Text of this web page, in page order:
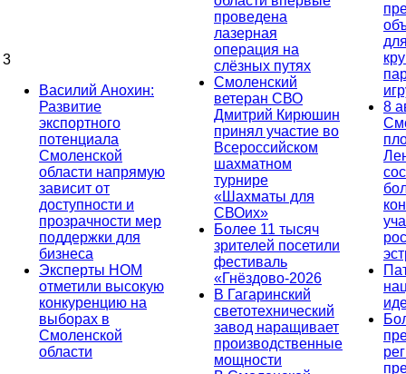
3
Василий Анохин:
Развитие
экспортного
потенциала
Смоленской
области напрямую
зависит от
доступности и
прозрачности мер
поддержки для
бизнеса
Эксперты НОМ
отметили высокую
конкуренцию на
выборах в
Смоленской
области
проведена
лазерная
операция на
слёзных путях
Смоленский
ветеран СВО
Дмитрий Кирюшин
принял участие во
Всероссийском
шахматном
турнире
«Шахматы для
СВОих»
Более 11 тысяч
зрителей посетили
фестиваль
«Гнёздово-2026
В Гагаринский
светотехнический
завод наращивает
производственные
мощности
8